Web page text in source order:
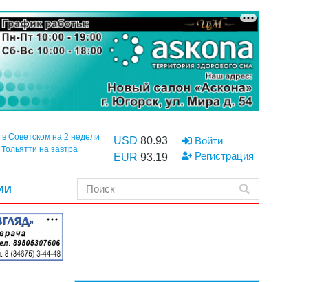
Советском на 2 недели
на завтра
USD 80.93
EUR 93.19
Войти
Регистрация